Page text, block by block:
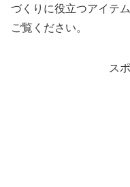
づくりに役立つアイテ
ご覧ください。
ス